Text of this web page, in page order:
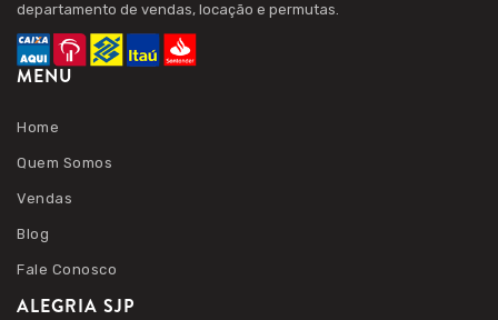
departamento de vendas, locação e permutas.
MENU
Home
Quem Somos
Vendas
Blog
Fale Conosco
ALEGRIA SJP